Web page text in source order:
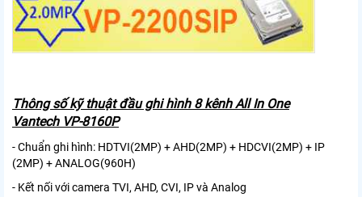
Thông số kỹ thuật đầu ghi hình 8 kênh All In One
Vantech VP-8160P
- Chuẩn ghi hình: HDTVI(2MP) + AHD(2MP) + HDCVI(2MP) + IP
(2MP) + ANALOG(960H)
- Kết nối với camera TVI, AHD, CVI, IP và Analog